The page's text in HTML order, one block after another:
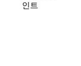
인트